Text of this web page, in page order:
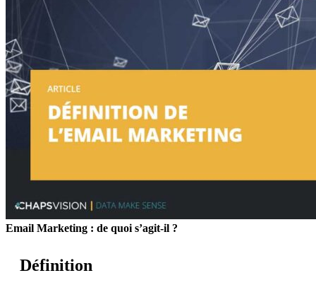
Email Marketing : de quoi s’agit-il ?
Définition